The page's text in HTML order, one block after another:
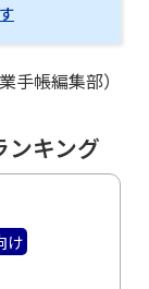
手帳編集部）
ンキング
け